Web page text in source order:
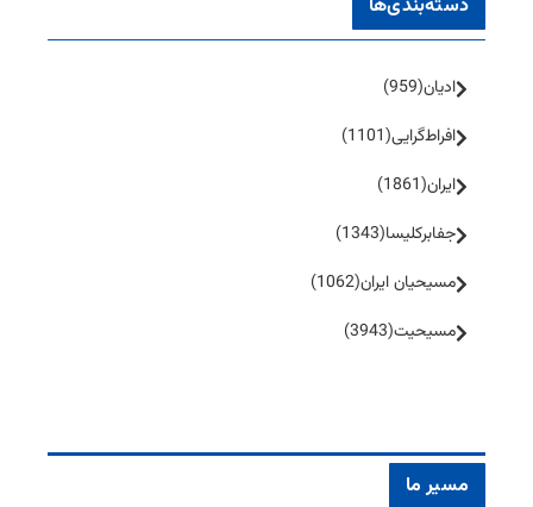
دسته‌بندی‌ها
ادیان(959)
افراط‌گرایی(1101)
ایران(1861)
جفا‌بر‌کلیسا(1343)
مسیحیان ایران(1062)
مسیحیت(3943)
مسیر ما